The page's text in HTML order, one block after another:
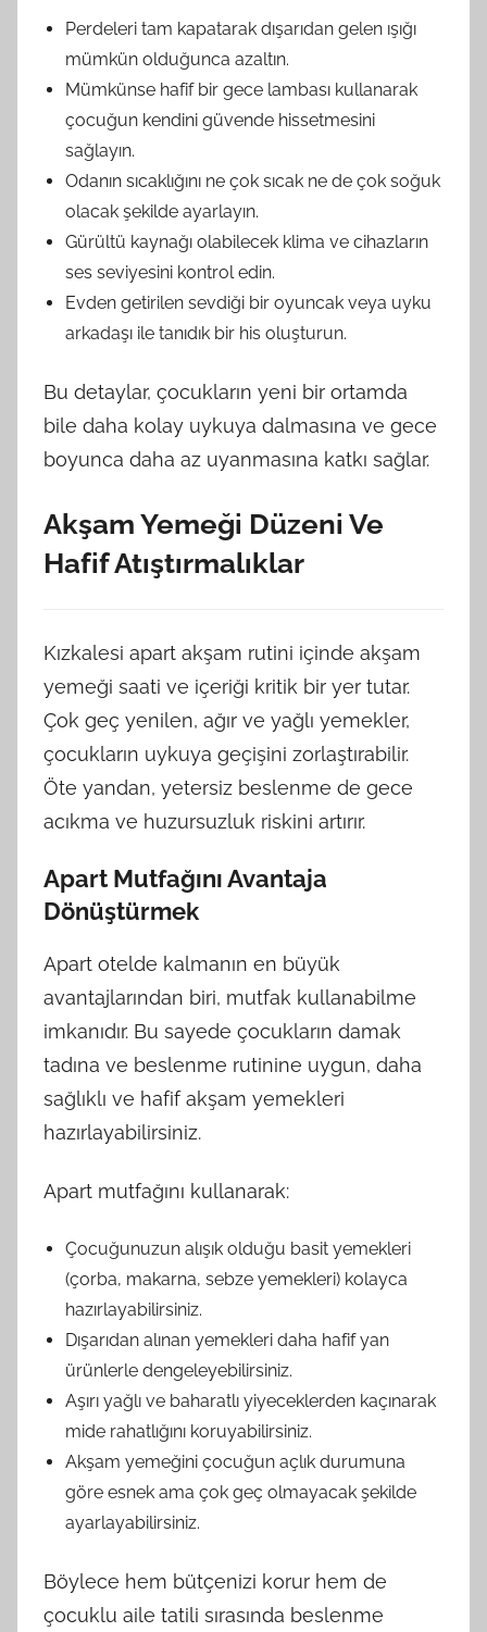
Perdeleri tam kapatarak dışarıdan gelen ışığı
mümkün olduğunca azaltın.
Mümkünse hafif bir gece lambası kullanarak
çocuğun kendini güvende hissetmesini
sağlayın.
Odanın sıcaklığını ne çok sıcak ne de çok soğuk
olacak şekilde ayarlayın.
Gürültü kaynağı olabilecek klima ve cihazların
ses seviyesini kontrol edin.
Evden getirilen sevdiği bir oyuncak veya uyku
arkadaşı ile tanıdık bir his oluşturun.
Bu detaylar, çocukların yeni bir ortamda
bile daha kolay uykuya dalmasına ve gece
boyunca daha az uyanmasına katkı sağlar.
Akşam Yemeği Düzeni Ve
Hafif Atıştırmalıklar
Kızkalesi apart akşam rutini içinde akşam
yemeği saati ve içeriği kritik bir yer tutar.
Çok geç yenilen, ağır ve yağlı yemekler,
çocukların uykuya geçişini zorlaştırabilir.
Öte yandan, yetersiz beslenme de gece
acıkma ve huzursuzluk riskini artırır.
Apart Mutfağını Avantaja
Dönüştürmek
Apart otelde kalmanın en büyük
avantajlarından biri, mutfak kullanabilme
imkanıdır. Bu sayede çocukların damak
tadına ve beslenme rutinine uygun, daha
sağlıklı ve hafif akşam yemekleri
hazırlayabilirsiniz.
Apart mutfağını kullanarak:
Çocuğunuzun alışık olduğu basit yemekleri
(çorba, makarna, sebze yemekleri) kolayca
hazırlayabilirsiniz.
Dışarıdan alınan yemekleri daha hafif yan
ürünlerle dengeleyebilirsiniz.
Aşırı yağlı ve baharatlı yiyeceklerden kaçınarak
mide rahatlığını koruyabilirsiniz.
Akşam yemeğini çocuğun açlık durumuna
göre esnek ama çok geç olmayacak şekilde
ayarlayabilirsiniz.
Böylece hem bütçenizi korur hem de
çocuklu aile tatili sırasında beslenme